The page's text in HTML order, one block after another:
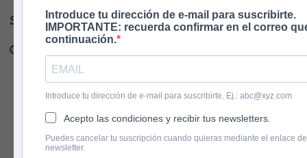
Introduce tu dirección de e-mail para suscribirte.
IMPORTANTE: recuerda confirmar en el correo
continuación.
Introduce tu dirección de e-mail para suscribirte. Ej.: abc@xyz.com
Acepto las condiciones y recibir tus newsletters.
Puedes cancelar tu suscripción cuando quieras mediante el enlace
newsletter.
Sobre nosotros
Contacto
English version
Newsletter